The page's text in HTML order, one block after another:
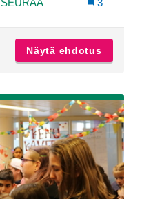
Näytä ehdotus